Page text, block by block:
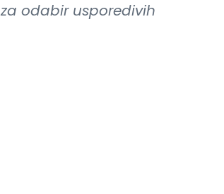
odabir usporedivih